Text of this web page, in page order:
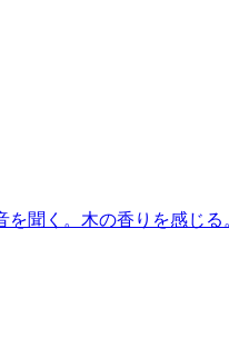
聞く。木の香りを感じ